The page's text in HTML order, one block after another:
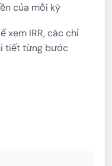
của mỗi kỳ
xem IRR, các chỉ
tiết từng bước